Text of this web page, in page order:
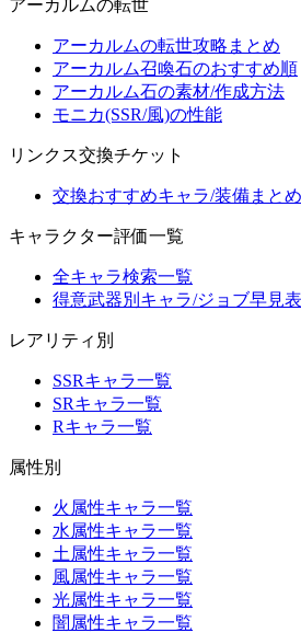
アーカルムの転世
アーカルムの転世攻略まとめ
アーカルム召喚石のおすすめ順
アーカルム石の素材/作成方法
モニカ(SSR/風)の性能
リンクス交換チケット
交換おすすめキャラ/装備まとめ
キャラクター評価一覧
全キャラ検索一覧
得意武器別キャラ/ジョブ早見表
レアリティ別
SSRキャラ一覧
SRキャラ一覧
Rキャラ一覧
属性別
火属性キャラ一覧
水属性キャラ一覧
土属性キャラ一覧
風属性キャラ一覧
光属性キャラ一覧
闇属性キャラ一覧